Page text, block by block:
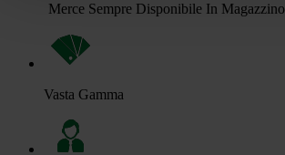
Merce Sempre Disponibile In Magazzino
Vasta Gamma